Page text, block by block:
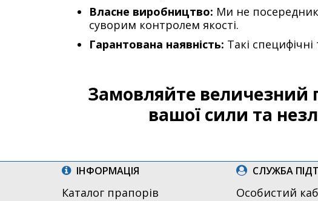
Власне виробництво: Ми не
суворим контролем якості.
Гарантована наявність: Такі
Замовляйте величезний
вашої сили та
ІНФОРМАЦІЯ
Каталог прапорів
СЛУЖБА
Особистий